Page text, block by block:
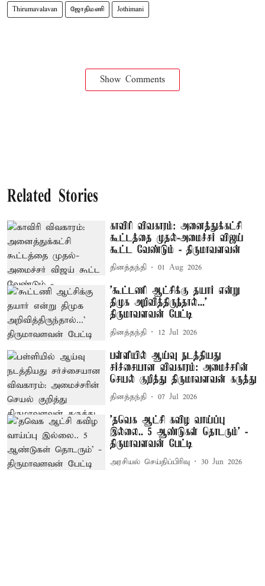
Thirumavalavan ஜோதிமணி Jothimani
Show Comments
Related Stories
காவிரி விவகாரம்: அனைத்துக்கட்சி
கூட்டத்தை முதல்-அமைச்சர் விஜய்
கூட்ட வேண்டும் - திருமாவளவன்
தினத்தந்தி 01 Aug 2026
’கூட்டணி ஆட்சிக்கு தயார் என்று
திமுக அறிவித்திருந்தால்...’
திருமாவளவன் பேட்டி
தினத்தந்தி 12 Jul 2026
பள்ளியில் ஆய்வு நடத்தியது
சர்ச்சையான விவகாரம்: அமைச்சரின்
செயல் குறித்து திருமாவளவன் கருத்து
தினத்தந்தி 07 Jul 2026
’தவெக ஆட்சி கவிழ வாய்ப்பு
இல்லை.. 5 ஆண்டுகள் தொடரும்’ -
திருமாவளவன் பேட்டி
அரசியல் செய்திப்பிரிவு 30 Jun 2026